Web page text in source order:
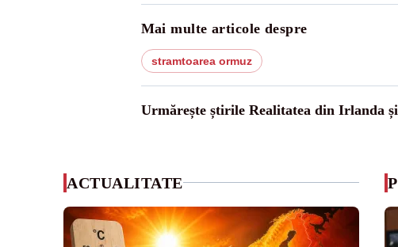
Mai multe articole despre
stramtoarea ormuz
Urmărește știrile Realitatea din Irlanda
ACTUALITATE